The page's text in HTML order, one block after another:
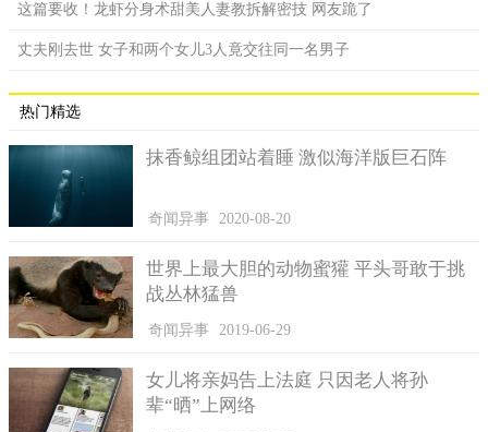
这篇要收！龙虾分身术甜美人妻教拆解密技 网友跪了
丈夫刚去世 女子和两个女儿3人竟交往同一名男子
热门精选
抹香鲸组团站着睡 激似海洋版巨石阵
奇闻异事 2020-08-20
世界上最大胆的动物蜜獾 平头哥敢于挑
战丛林猛兽
奇闻异事 2019-06-29
女儿将亲妈告上法庭 只因老人将孙
辈“晒”上网络